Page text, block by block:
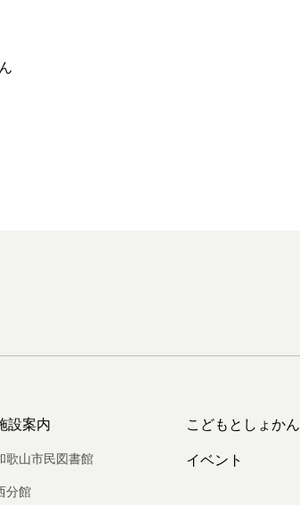
設案内
歌山市民図書館
分館
こどもとしょかん
イベント